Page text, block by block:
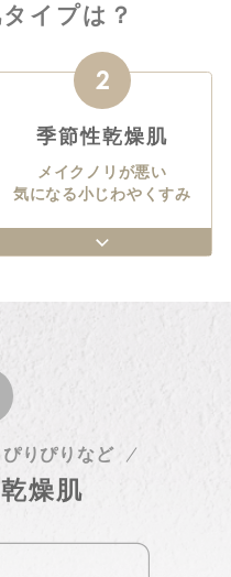
イプは？
2
季節性乾燥肌
メイクノリが悪い
気になる小じわやくすみ
りぴりなど
燥肌